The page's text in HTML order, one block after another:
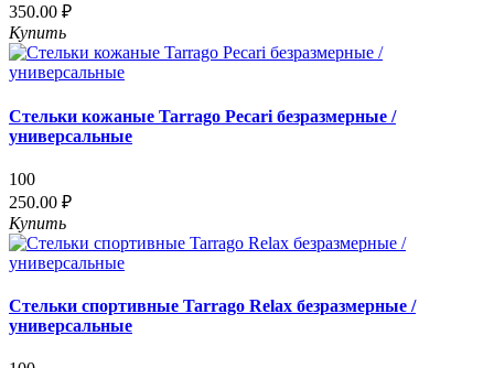
350.00 ₽
Купить
Стельки кожаные Tarrago Pecari безразмерные /
универсальные
100
250.00 ₽
Купить
Стельки спортивные Tarrago Relax безразмерные /
универсальные